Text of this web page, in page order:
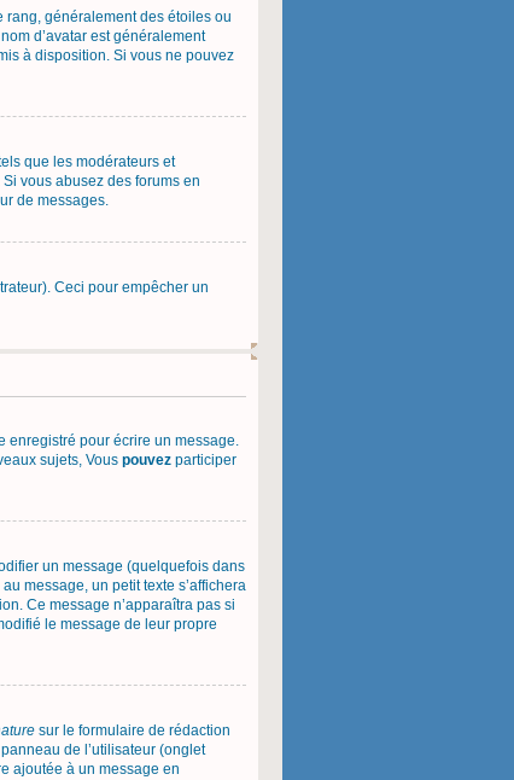
rang, généralement des étoiles ou
d’avatar est généralement
à disposition. Si vous ne pouvez
que les modérateurs et
vous abusez des forums en
de messages.
Ceci pour empêcher un
enregistré pour écrire un message.
sujets, Vous pouvez participer
un message (quelquefois dans
message, un petit texte s’affichera
Ce message n’apparaîtra pas si
le message de leur propre
sur le formulaire de rédaction
de l’utilisateur (onglet
ajoutée à un message en